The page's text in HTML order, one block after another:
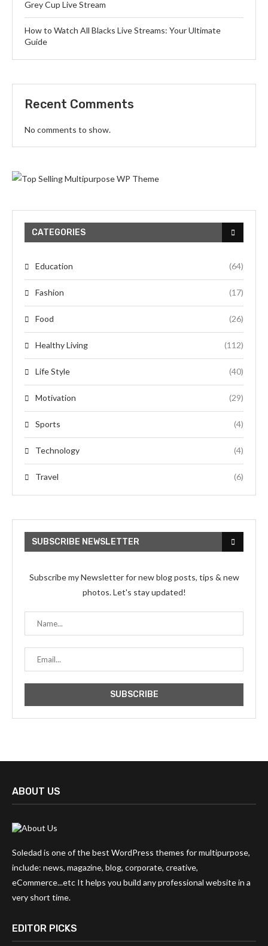
Grey Cup Live Stream
How to Watch All Blacks Live Streams: Your Ultimate
Guide
Recent Comments
No comments to show.
CATEGORIES
Education (64)
Fashion (17)
Food (26)
Healthy Living (112)
Life Style (40)
Motivation (29)
Sports (4)
Technology (4)
Travel (6)
SUBSCRIBE NEWSLETTER
Subscribe my Newsletter for new blog posts, tips & new
photos. Let's stay updated!
ABOUT US
Soledad is one of the best WordPress themes for multipurpose,
include: news, magazine, blog, corporate, creative,
eCommerce...etc It helps you build any professional website in a
very short time.
EDITOR PICKS